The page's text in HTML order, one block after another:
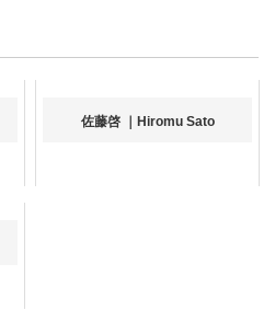
佐藤啓 ｜Hiromu Sato